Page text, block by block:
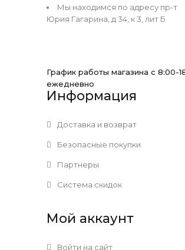
Мы находимся по адресу пр-т
Юрия Гагарина, д 34, к 3, лит Б
График работы магазина с 8:00-
ежедневно
Информация
Доставка и возврат
Безопасные покупки
Партнеры
Система скидок
Мой аккаунт
Войти на сайт